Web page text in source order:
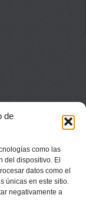
de
como las
del dispositivo. El
datos como el
únicas en este sitio.
negativamente a